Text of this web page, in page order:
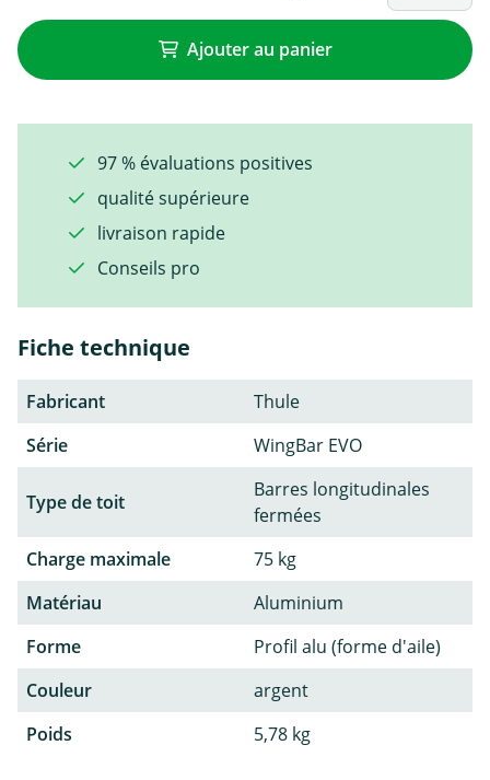
Ajouter au panier
97 % évaluations positives
qualité supérieure
livraison rapide
Conseils pro
Fiche technique
Fabricant
Thule
Série
WingBar EVO
Type de toit
Barres longitudinales
fermées
Charge maximale
75 kg
Matériau
Aluminium
Forme
Profil alu (forme d'aile)
Couleur
argent
Poids
5,78 kg